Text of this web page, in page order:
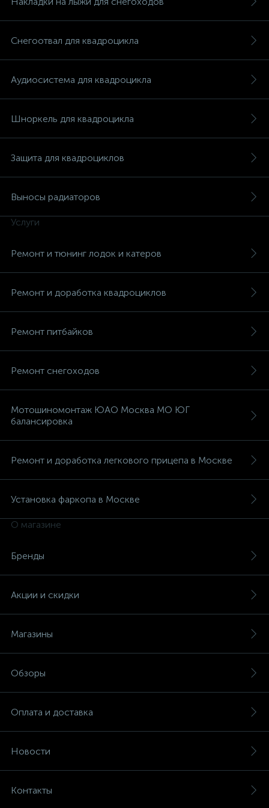
Снегоотвал для квадроцикла
Аудиосистема для квадроцикла
Шноркель для квадроцикла
Защита для квадроциклов
Выносы радиаторов
Услуги
Ремонт и тюнинг лодок и катеров
Ремонт и доработка квадроциклов
Ремонт питбайков
Ремонт снегоходов
Мотошиномонтаж ЮАО Москва МО ЮГ
балансировка
Ремонт и доработка легкового прицепа в Москве
Установка фаркопа в Москве
О магазине
Бренды
Акции и скидки
Магазины
Обзоры
Оплата и доставка
Новости
Контакты